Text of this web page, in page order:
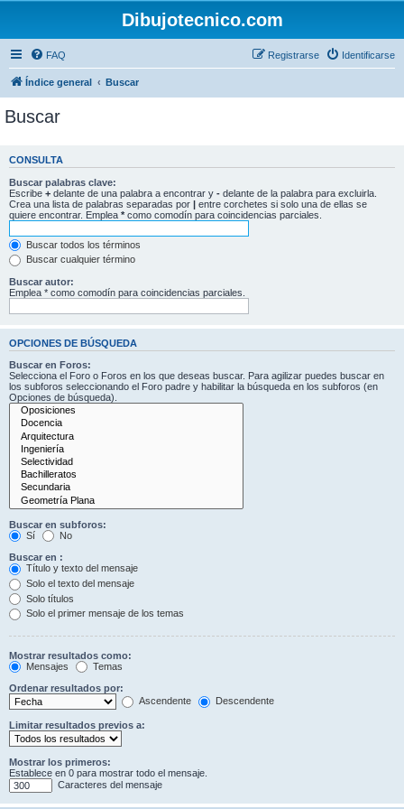
Dibujotecnico.com
FAQ Identificarse
Registrarse
Índice general Buscar
Buscar
CONSULTA
Buscar palabras clave:
Escribe + delante de una palabra a encontrar y - delante de la palabra para excluirla.
Crea una lista de palabras separadas por | entre corchetes si solo una de ellas se
quiere encontrar. Emplea * como comodín para coincidencias parciales.
Buscar todos los términos
Buscar cualquier término
Buscar autor:
Emplea * como comodín para coincidencias parciales.
OPCIONES DE BÚSQUEDA
Buscar en Foros:
Selecciona el Foro o Foros en los que deseas buscar. Para agilizar puedes buscar en
los subforos seleccionando el Foro padre y habilitar la búsqueda en los subforos (en
Opciones de búsqueda).
Buscar en subforos:
Sí
No
Buscar en :
Título y texto del mensaje
Solo el texto del mensaje
Solo títulos
Solo el primer mensaje de los temas
Mostrar resultados como:
Mensajes
Temas
Ordenar resultados por:
Ascendente
Descendente
Limitar resultados previos a:
Mostrar los primeros:
Establece en 0 para mostrar todo el mensaje.
Caracteres del mensaje